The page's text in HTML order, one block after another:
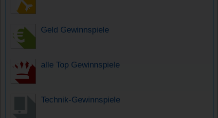
Geld Gewinnspiele
alle Top Gewinnspiele
Technik-Gewinnspiele